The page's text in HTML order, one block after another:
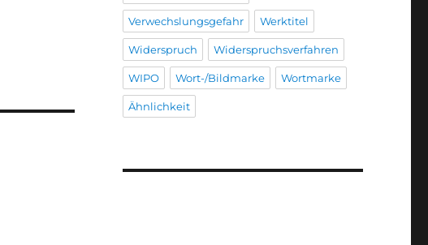
Verwechslungsgefahr Werktitel
Widerspruch Widerspruchsverfahren
WIPO Wort-/Bildmarke Wortmarke
Ähnlichkeit